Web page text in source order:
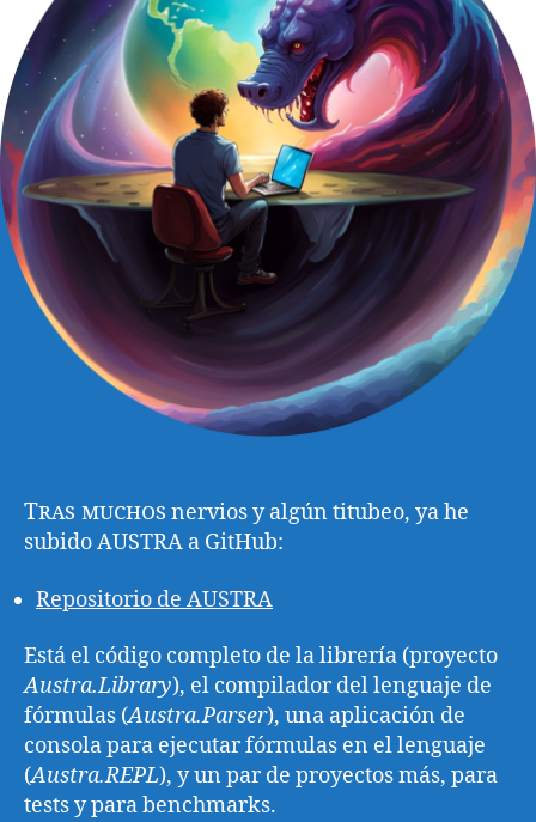
Tras muchos nervios y algún titubeo, ya he
subido AUSTRA a GitHub:
Repositorio de AUSTRA
Está el código completo de la librería (proyecto
Austra.Library), el compilador del lenguaje de
fórmulas (Austra.Parser), una aplicación de
consola para ejecutar fórmulas en el lenguaje
(Austra.REPL), y un par de proyectos más, para
tests y para benchmarks.